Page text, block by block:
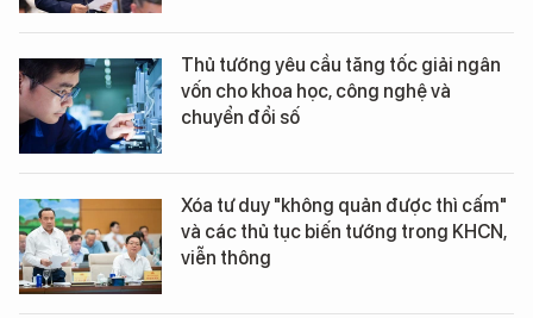
Thủ tướng yêu cầu tăng tốc giải ngân
vốn cho khoa học, công nghệ và
chuyển đổi số
Xóa tư duy "không quản được thì cấm"
và các thủ tục biến tướng trong KHCN,
viễn thông